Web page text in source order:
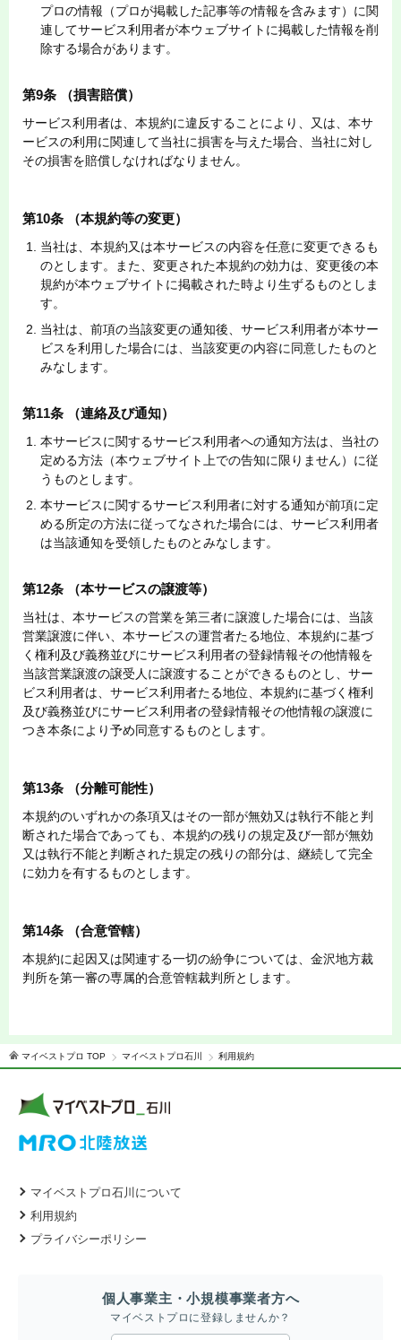
プロの情報（プロが掲載した記事等の情報を含みます）に関
連してサービス利用者が本ウェブサイトに掲載した情報を削
除する場合があります。
第9条 （損害賠償）
サービス利用者は、本規約に違反することにより、又は、本サ
ービスの利用に関連して当社に損害を与えた場合、当社に対し
その損害を賠償しなければなりません。
第10条 （本規約等の変更）
当社は、本規約又は本サービスの内容を任意に変更できるも
のとします。また、変更された本規約の効力は、変更後の本
規約が本ウェブサイトに掲載された時より生ずるものとしま
す。
当社は、前項の当該変更の通知後、サービス利用者が本サー
ビスを利用した場合には、当該変更の内容に同意したものと
みなします。
第11条 （連絡及び通知）
本サービスに関するサービス利用者への通知方法は、当社の
定める方法（本ウェブサイト上での告知に限りません）に従
うものとします。
本サービスに関するサービス利用者に対する通知が前項に定
める所定の方法に従ってなされた場合には、サービス利用者
は当該通知を受領したものとみなします。
第12条 （本サービスの譲渡等）
当社は、本サービスの営業を第三者に譲渡した場合には、当該
営業譲渡に伴い、本サービスの運営者たる地位、本規約に基づ
く権利及び義務並びにサービス利用者の登録情報その他情報を
当該営業譲渡の譲受人に譲渡することができるものとし、サー
ビス利用者は、サービス利用者たる地位、本規約に基づく権利
及び義務並びにサービス利用者の登録情報その他情報の譲渡に
つき本条により予め同意するものとします。
第13条 （分離可能性）
本規約のいずれかの条項又はその一部が無効又は執行不能と判
断された場合であっても、本規約の残りの規定及び一部が無効
又は執行不能と判断された規定の残りの部分は、継続して完全
に効力を有するものとします。
第14条 （合意管轄）
本規約に起因又は関連する一切の紛争については、金沢地方裁
判所を第一審の専属的合意管轄裁判所とします。
マイベストプロ TOP マイベストプロ石川 利用規約
マイベストプロ石川について
利用規約
プライバシーポリシー
個人事業主・小規模事業者方へ
マイベストプロに登録しませんか？